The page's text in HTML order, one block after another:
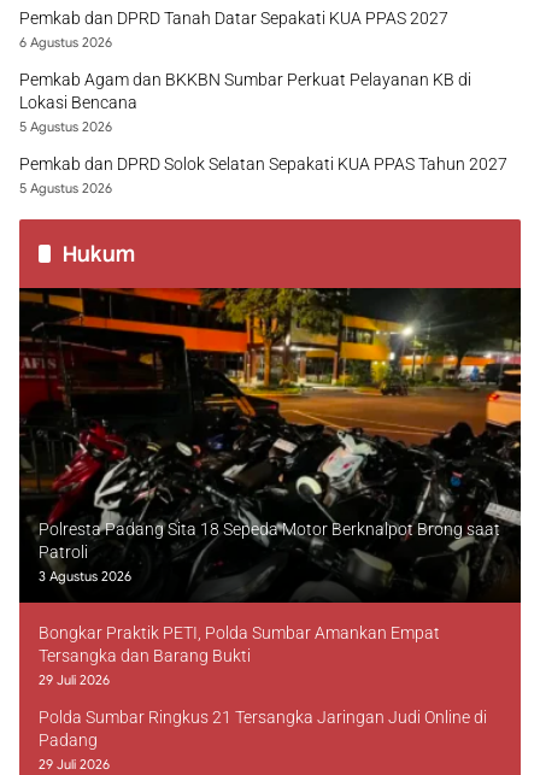
Pemkab dan DPRD Tanah Datar Sepakati KUA PPAS 2027
6 Agustus 2026
Pemkab Agam dan BKKBN Sumbar Perkuat Pelayanan KB di
Lokasi Bencana
5 Agustus 2026
Pemkab dan DPRD Solok Selatan Sepakati KUA PPAS Tahun 2027
5 Agustus 2026
Hukum
Polresta Padang Sita 18 Sepeda Motor Berknalpot Brong saat
Patroli
3 Agustus 2026
Bongkar Praktik PETI, Polda Sumbar Amankan Empat
Tersangka dan Barang Bukti
29 Juli 2026
Polda Sumbar Ringkus 21 Tersangka Jaringan Judi Online di
Padang
29 Juli 2026